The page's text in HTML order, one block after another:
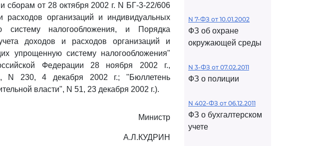
сборам от 28 октября 2002 г. N БГ-3-22/606
организаций и индивидуальных
систему налогообложения, и Порядка
доходов и расходов организаций и
упрощенную систему налогообложения"
Федерации 28 ноября 2002 г.,
N 230, 4 декабря 2002 г.; "Бюллетень
власти", N 51, 23 декабря 2002 г.).
Министр
А.Л.КУДРИН
N 7-ФЗ от 10.01.2002
ФЗ об охране
окружающей среды
N 3-ФЗ от 07.02.2011
ФЗ о полиции
N 402-ФЗ от 06.12.2011
ФЗ о бухгалтерском
учете